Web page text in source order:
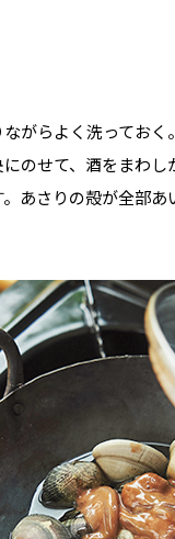
がらよく洗っておく。
のせて、酒をまわし
あさりの殻が全部